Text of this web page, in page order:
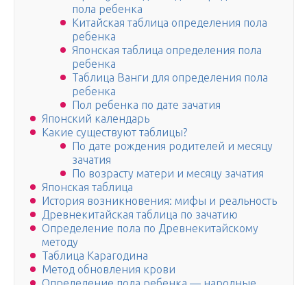
пола ребенка
Китайская таблица определения пола
ребенка
Японская таблица определения пола
ребенка
Таблица Ванги для определения пола
ребенка
Пол ребенка по дате зачатия
Японский календарь
Какие существуют таблицы?
По дате рождения родителей и месяцу
зачатия
По возрасту матери и месяцу зачатия
Японская таблица
История возникновения: мифы и реальность
Древнекитайская таблица по зачатию
Определение пола по Древнекитайскому
методу
Таблица Карагодина
Метод обновления крови